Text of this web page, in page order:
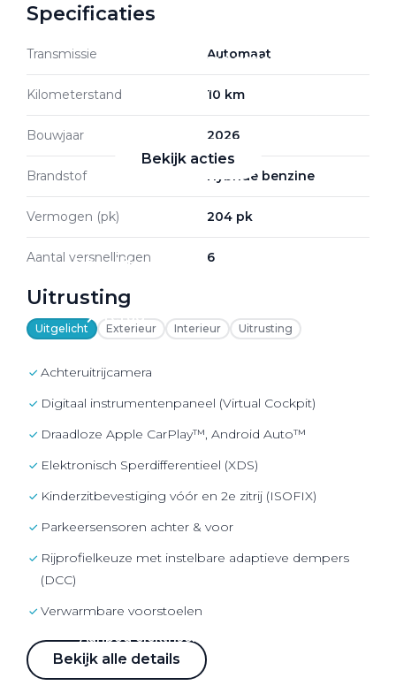
Zakelijke Lease acties
Profiteer van zakelijk
Bekijk acties
Zakelijk
Terug
Aanbod elektrisch
Volkswagen
Specificaties
Transmissie Automaat
Kilometerstand 10 km
Bouwjaar 2026
Brandstof Hybride benzine
Vermogen (pk) 204 pk
Aantal versnellingen 6
Uitrusting
Uitgelicht Exterieur Interieur Uitrusting
Achteruitrijcamera
Digitaal instrumentenpaneel (Virtual Cockpit)
Draadloze Apple CarPlay™, Android Auto™
Elektronisch Sperdifferentieel (XDS)
Kinderzitbevestiging vóór en 2e zitrij (ISOFIX)
Parkeersensoren achter & voor
Rijprofielkeuze met instelbare adaptieve dempers
(DCC)
Verwarmbare voorstoelen
Bekijk alle details